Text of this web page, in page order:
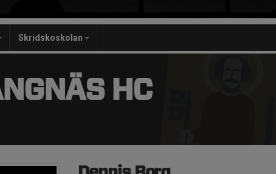
Skridskoskolan
HC